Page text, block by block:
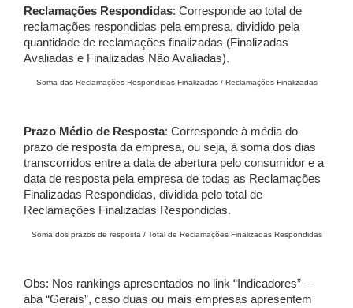
Reclamações Respondidas: Corresponde ao total de
reclamações respondidas pela empresa, dividido pela
quantidade de reclamações finalizadas (Finalizadas
Avaliadas e Finalizadas Não Avaliadas).
Soma das Reclamações Respondidas Finalizadas / Reclamações Finalizadas
Prazo Médio de Resposta: Corresponde à média do
prazo de resposta da empresa, ou seja, à soma dos dias
transcorridos entre a data de abertura pelo consumidor e a
data de resposta pela empresa de todas as Reclamações
Finalizadas Respondidas, dividida pelo total de
Reclamações Finalizadas Respondidas.
Soma dos prazos de resposta / Total de Reclamações Finalizadas Respondidas
Obs: Nos rankings apresentados no link “Indicadores” –
aba “Gerais”, caso duas ou mais empresas apresentem